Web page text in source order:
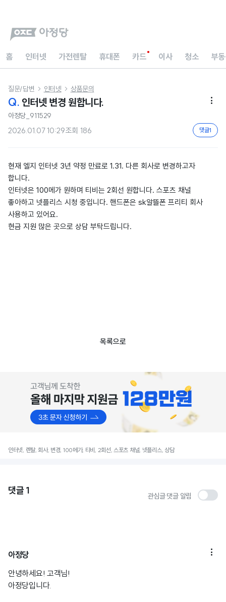
홈 인터넷 가전렌탈 휴대폰 카드 이사 청소 부
질문/답변  인터넷  상품문의
Q. 인터넷 변경 원합니다. 
아정당_911529
2026.01.07 10:29조회 186 댓글1
현재 엘지 인터넷 3년 약정 만료로 1.31. 다른 회사로 변경하고자
합니다.
인터넷은 100메가 원하며 티비는 2회선 원합니다. 스포츠 채널
좋아하고 넷플리스 시청 중입니다. 핸드폰은 sk알뜰폰 프리티 회사
사용하고 있어요.
현금 지원 많은 곳으로 상담 부탁드립니다.
목록으로
인터넷, 렌탈, 회사, 변경, 100메가, 티비, 2회선, 스포츠 채널, 넷플리스, 상담
댓글 1 관심글 댓글 알림
아정당 
안녕하세요! 고객님!
아정당입니다.